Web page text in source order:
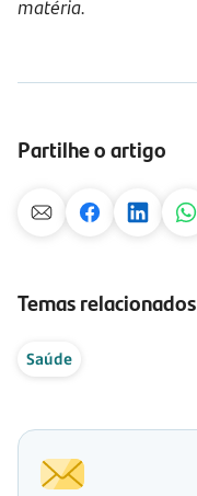
matéria.
Partilhe o artigo
Temas relacionados
Saúde